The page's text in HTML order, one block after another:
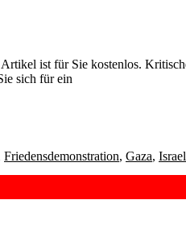
ist für Sie kostenlos.
sich für ein
Friedensdemonstration, Gaza,